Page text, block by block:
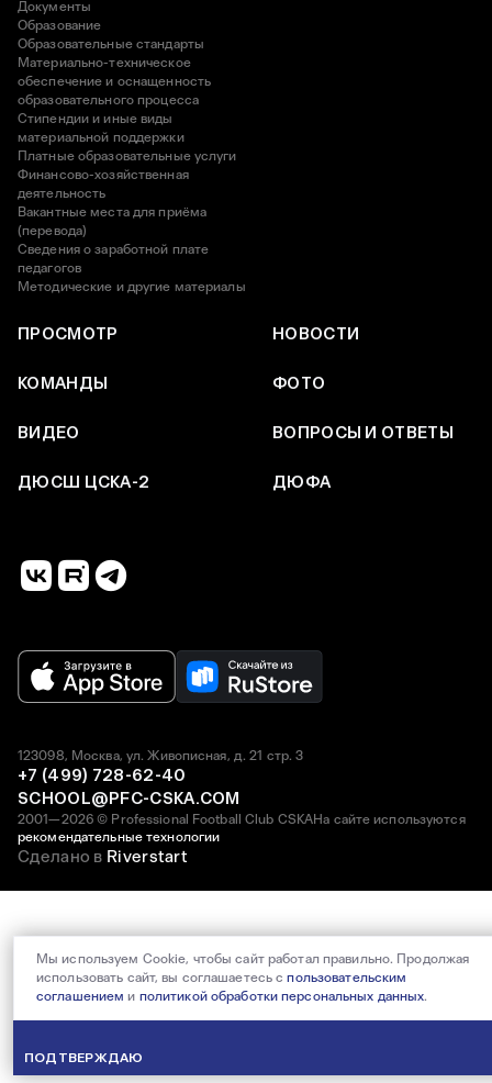
Документы
Образование
Образовательные стандарты
Материально-техническое
обеспечение и оснащенность
образовательного процесса
Стипендии и иные виды
материальной поддержки
Платные образовательные услуги
Финансово-хозяйственная
деятельность
Вакантные места для приёма
(перевода)
Сведения о заработной плате
педагогов
Методические и другие материалы
ПРОСМОТР НОВОСТИ
КОМАНДЫ ФОТО
ВИДЕО ВОПРОСЫ И ОТВЕТЫ
ДЮСШ ЦСКА-2 ДЮФА
2001—2026 © Professional Football Club CSKAНа сайте используются
рекомендательные технологии
123098, Москва, ул. Живописная, д. 21 стр. 3
+7 (499) 728-62-40
SCHOOL@PFC-CSKA.COM
Сделано в Riverstart
Мы используем Cookie, чтобы сайт работал правильно. Продолжая
использовать сайт, вы соглашаетесь спользовательским
соглашением и политикой обработки персональных данных.
ПОДТВЕРЖДАЮ